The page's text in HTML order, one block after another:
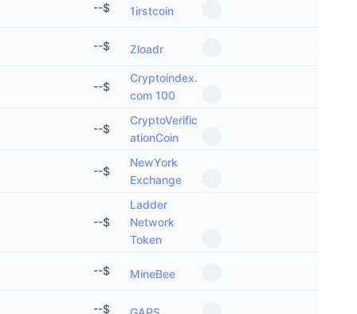
1irstcoin
$
--
Zloadr
$
--
Cryptoindex.
com 100
$
--
CryptoVerific
ationCoin
$
--
NewYork
Exchange
$
--
Ladder
Network
Token
$
--
MineBee
$
--
$
--